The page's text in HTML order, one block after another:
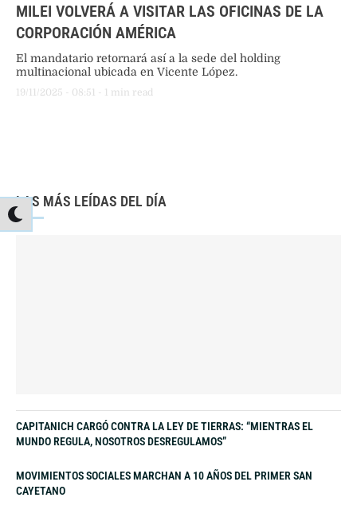
MILEI VOLVERÁ A VISITAR LAS OFICINAS DE LA
CORPORACIÓN AMÉRICA
El mandatario retornará así a la sede del holding
multinacional ubicada en Vicente López.
19/11/2025 - 08:51 - 1 min read
LAS MÁS LEÍDAS DEL DÍA
CAPITANICH CARGÓ CONTRA LA LEY DE TIERRAS: “MIENTRAS EL
MUNDO REGULA, NOSOTROS DESREGULAMOS”
MOVIMIENTOS SOCIALES MARCHAN A 10 AÑOS DEL PRIMER SAN
CAYETANO